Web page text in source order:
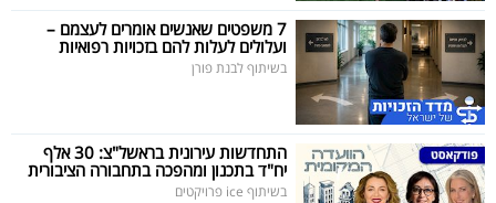
7 משפטים שאנשים אומרים לעצמם –
ועלולים לעלות להם בזכויות רפואיות
בשיתוף לבנת פורן
התחדשות עירונית בראשל"צ: 30 אלף
יח"ד בתכנון ומהפכה בתחבורה הציבורית
בשיתוף ice פרויקטים